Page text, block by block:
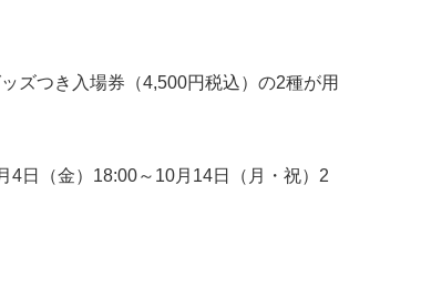
ズつき入場券（4,500円税込）の2種が用
4日（金）18:00～10月14日（月・祝）2